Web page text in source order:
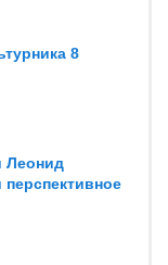
8
Леонид